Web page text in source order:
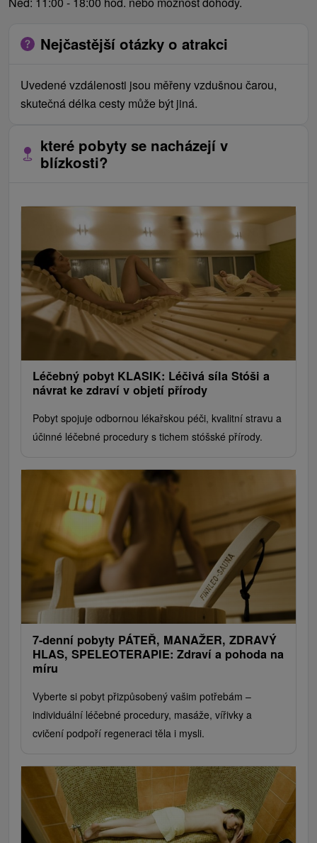
Nejčastější otázky o atrakci
Uvedené vzdálenosti jsou měřeny vzdušnou čarou,
skutečná délka cesty může být jiná.
které pobyty se nacházejí v
blízkosti?
Léčebný pobyt KLASIK: Léčivá síla Stóši a
návrat ke zdraví v objetí přírody
Pobyt spojuje odbornou lékařskou péči, kvalitní stravu a
účinné léčebné procedury s tichem stóšské přírody.
7-denní pobyty PÁTEŘ, MANAŽER, ZDRAVÝ
HLAS, SPELEOTERAPIE: Zdraví a pohoda na
míru
Vyberte si pobyt přizpůsobený vašim potřebám –
individuální léčebné procedury, masáže, vířivky a
cvičení podpoří regeneraci těla i mysli.